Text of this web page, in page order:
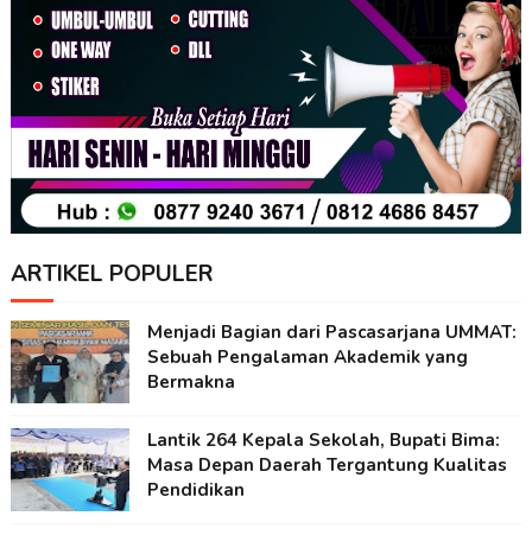
ARTIKEL POPULER
Menjadi Bagian dari Pascasarjana UMMAT:
Sebuah Pengalaman Akademik yang
Bermakna
Lantik 264 Kepala Sekolah, Bupati Bima:
Masa Depan Daerah Tergantung Kualitas
Pendidikan